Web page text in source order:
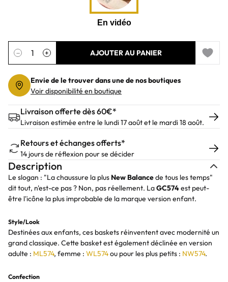
Quantité
− + AJOUTER AU PANIER
Add to
Envie de le trouver dans une de nos boutiques
Voir disponibilité en boutique
Livraison offerte dès 60€*
Livraison estimée entre le lundi 17 août et le mardi 18 août.
Retours et échanges offerts*
14 jours de réflexion pour se décider
Description
Le slogan : "La chaussure la plus New Balancede tous les temps"
dit tout, n'est-ce pas ? Non, pas réellement. LaGC574est peut-
être l'icône la plus improbable de la marque version enfant.
Style/Look
Destinées aux enfants, ces baskets réinventent avec modernité un
grand classique. Cette basket est également déclinée en version
adulte : ML574, femme : WL574ou pour les plus petits : NW574.
Confection